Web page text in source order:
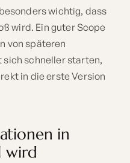
wichtig, dass
wird. Ein guter Scope
von späteren
schneller starten,
in die erste Version
in
wird